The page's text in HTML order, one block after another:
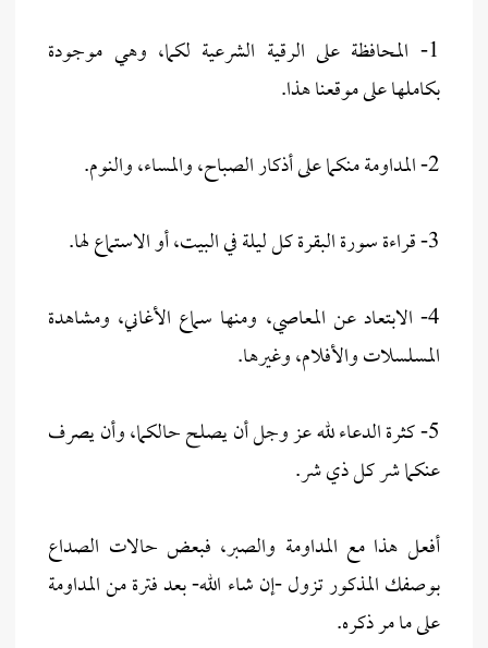
1- المحافظة على الرقية الشرعية لكما، وهي موجودة
بكاملها على موقعنا هذا.
2- المداومة منكما على أذكار الصباح، والمساء، والنوم.
3- قراءة سورة البقرة كل ليلة في البيت، أو الاستماع لها.
4- الابتعاد عن المعاصي، ومنها سماع الأغاني، ومشاهدة
المسلسلات والأفلام، وغيرها.
5- كثرة الدعاء لله عز وجل أن يصلح حالكما، وأن يصرف
عنكما شر كل ذي شر.
أفعل هذا مع المداومة والصبر، فبعض حالات الصداع
بوصفك المذكور تزول -إن شاء الله- بعد فترة من المداومة
على ما مر ذكره.